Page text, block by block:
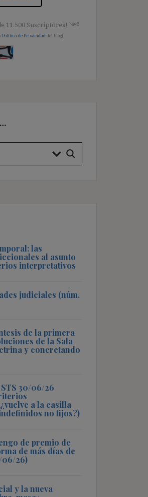
11.500 Suscriptores! ༺
Política de Privacidad del blog]
las
al asunto
interpretativos
judiciales (núm.
de la primera
de la Sala
y concretando
30/06/26
a la casilla
no fijos?)
de premio de
de más días de
06/26)
y la nueva